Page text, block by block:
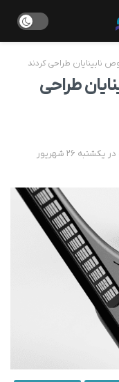
نابینایان طراحی کردند
طراحی
چهارشنبه 16 شهریور 1401 - 16:42 - به‌روزشده در یکشنبه 26 شهریور